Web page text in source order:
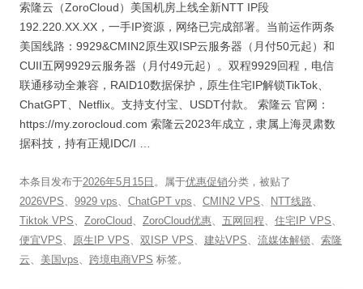
索隆云（ZoroCloud）美国机房上线全新NTT IP段
192.220.XX.XX，一手IP资源，网络已完成部署。当前运作两条
美国线路：9929&CMIN2原生双ISP云服务器（月付50元起）和
CUII五网9929云服务器（月付49元起）。双程9929回程，电信
联通移动全兼容，RAID10数据保护，原生住宅IP解锁TikTok、
ChatGPT、Netflix。支持支付宝、USDT付款。 索隆云 官网：
https://my.zorocloud.com 索隆云2023年成立，隶属上海灵肃数
据科技，持有正规IDC/I …
本条目发布于2026年5月15日 。属于优惠促销分类，被贴了
2026VPS、 9929 vps、 ChatGPT vps、 CMIN2 VPS、 NTT线路、
Tiktok VPS、 ZoroCloud、 ZoroCloud优惠、 五网回程、 住宅IP VPS、
便宜VPS、 原生IP VPS、 双ISP VPS、 建站VPS、 流媒体解锁、 索隆
云、 美国vps、 跨境电商VPS 标签。